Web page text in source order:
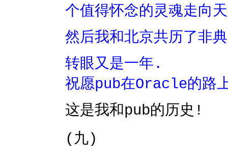
个值得怀念的灵魂走向
然后我和北京共历了非
转眼又是一年.
祝愿pub在Oracle的路
这是我和pub的历史!
(九)